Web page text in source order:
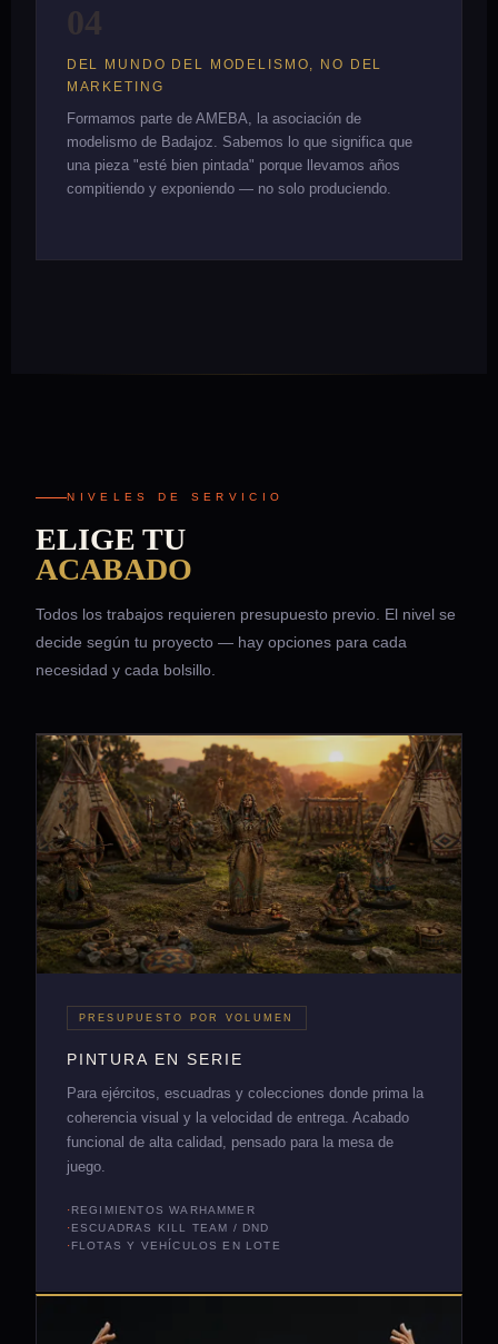
04
DEL MUNDO DEL MODELISMO, NO DEL
MARKETING
Formamos parte de AMEBA, la asociación de
modelismo de Badajoz. Sabemos lo que significa que
una pieza "esté bien pintada" porque llevamos años
compitiendo y exponiendo — no solo produciendo.
NIVELES DE SERVICIO
ELIGE TU
ACABADO
Todos los trabajos requieren presupuesto previo. El nivel se
decide según tu proyecto — hay opciones para cada
necesidad y cada bolsillo.
PRESUPUESTO POR VOLUMEN
PINTURA EN SERIE
Para ejércitos, escuadras y colecciones donde prima la
coherencia visual y la velocidad de entrega. Acabado
funcional de alta calidad, pensado para la mesa de
juego.
REGIMIENTOS WARHAMMER
ESCUADRAS KILL TEAM / DND
FLOTAS Y VEHÍCULOS EN LOTE